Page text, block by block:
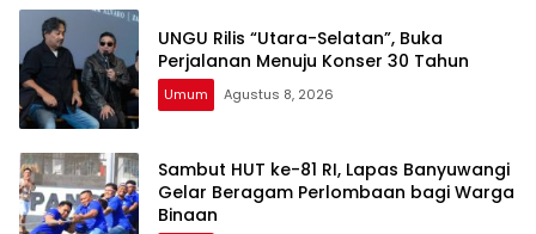
UNGU Rilis “Utara-Selatan”, Buka
Perjalanan Menuju Konser 30 Tahun
Umum Agustus 8, 2026
Sambut HUT ke-81 RI, Lapas Banyuwangi
Gelar Beragam Perlombaan bagi Warga
Binaan